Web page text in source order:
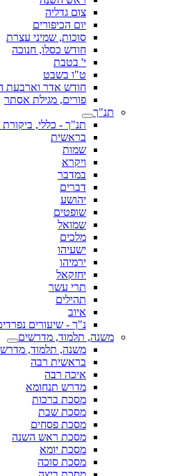
צום גדליה
יום הכיפורים
סוכות, שמיני עצרת
חודש כסלו, חנוכה
י' בטבת
ט"ו בשבט
חודש אדר וארבעת
פורים, מגילת אסתר
תנ"ך
תנ"ך - כללי,
בראשית
שמות
ויקרא
במדבר
דברים
יהושע
שופטים
שמואל
מלכים
ישעיהו
ירמיהו
יחזקאל
תרי עשר
תהילים
איוב
נ"ך - שיעורים
משנה, תלמוד, מדרשים
משנה, תלמוד,
בראשית רבה
איכה רבה
מדרש תנחומא
מסכת ברכות
מסכת שבת
מסכת פסחים
מסכת ראש השנה
מסכת יומא
מסכת סוכה